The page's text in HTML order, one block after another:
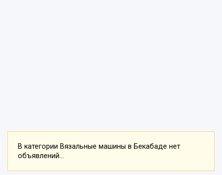
В категории Вязальные машины в Бекабаде нет
объявлений...